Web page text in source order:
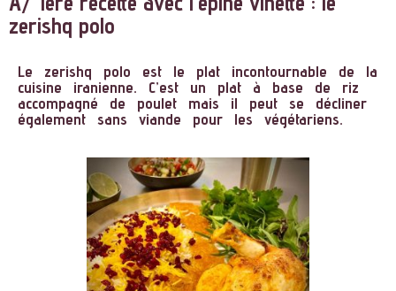
zerishq polo
Le zerishq polo est le plat incontournable de la
cuisine iranienne. C’est un plat à base de riz
accompagné de poulet mais il peut se décliner
également sans viande pour les végétariens.